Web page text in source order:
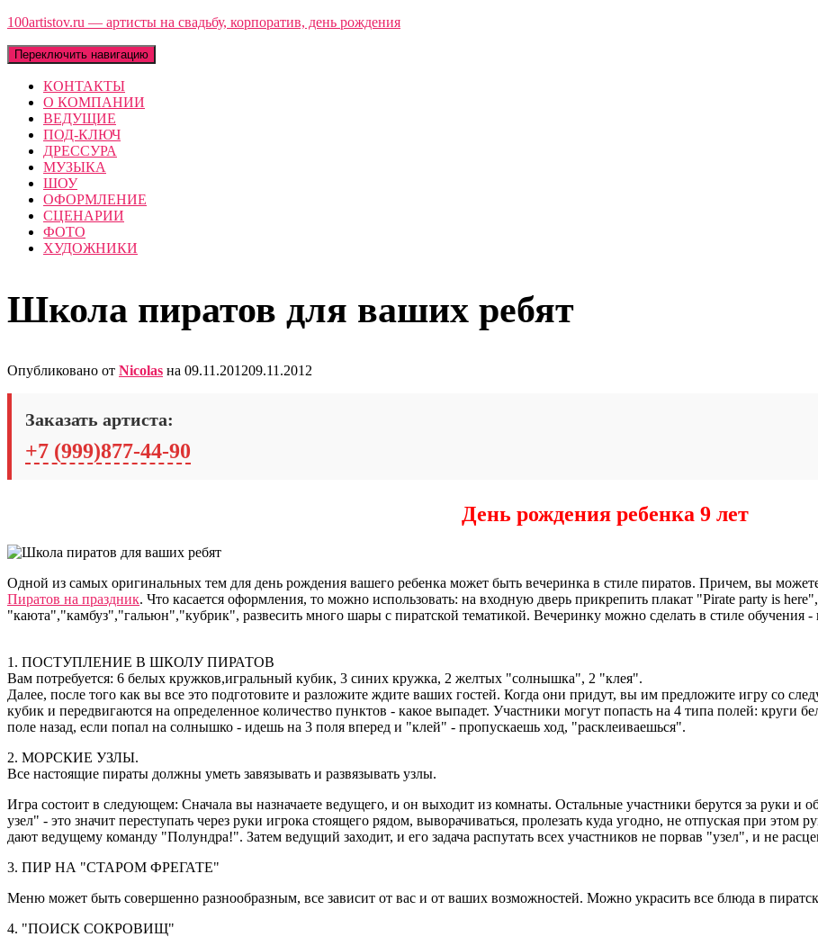
100artistov.ru — артисты на свадьбу, корпоратив, день рождения
Переключить навигацию
КОНТАКТЫ
О КОМПАНИИ
ВЕДУЩИЕ
ПОД-КЛЮЧ
ДРЕССУРА
МУЗЫКА
ШОУ
ОФОРМЛЕНИЕ
СЦЕНАРИИ
ФОТО
ХУДОЖНИКИ
Школа пиратов для ваших ребят
Опубликовано от Nicolas на 09.11.201209.11.2012
Заказать артиста:
+7 (999)877-44-90
День рождения ребенка 9 лет
Одной из самых оригинальных тем для день рождения вашего ребенка может быть вечеринка в стиле пиратов. Причем, вы
Пиратов на праздник. Что касается оформления, то можно использовать: на входную дверь прикрепить плакат "Pirate party is
"каюта","камбуз","гальюн","кубрик", развесить много шары с пиратской тематикой. Вечеринку можно сделать в стиле
1. ПОСТУПЛЕНИЕ В ШКОЛУ ПИРАТОВ
Вам потребуется: 6 белых кружков,игральный кубик, 3 синих кружка, 2 желтых "солнышка", 2 "клея".
Далее, после того как вы все это подготовите и разложите ждите ваших гостей. Когда они придут, вы им предложите игру со
кубик и передвигаются на определенное количество пунктов - какое выпадет. Участники могут попасть на 4 типа полей: круги
поле назад, если попал на солнышко - идешь на 3 поля вперед и "клей" - пропускаешь ход, "расклеиваешься".
2. МОРСКИЕ УЗЛЫ.
Все настоящие пираты должны уметь завязывать и развязывать узлы.
Игра состоит в следующем: Сначала вы назначаете ведущего, и он выходит из комнаты. Остальные участники берутся за руки и
узел" - это значит переступать через руки игрока стоящего рядом, выворачиваться, пролезать куда угодно, не отпуская при этом
дают ведущему команду "Полундра!". Затем ведущий заходит, и его задача распутать всех участников не порвав "узел", и не
3. ПИР НА "СТАРОМ ФРЕГАТЕ"
Меню может быть совершенно разнообразным, все зависит от вас и от ваших возможностей. Можно украсить все блюда в
4. "ПОИСК СОКРОВИЩ"